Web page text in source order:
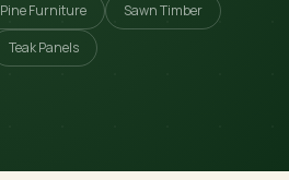
Pine Furniture
Sawn Timber
Teak Panels